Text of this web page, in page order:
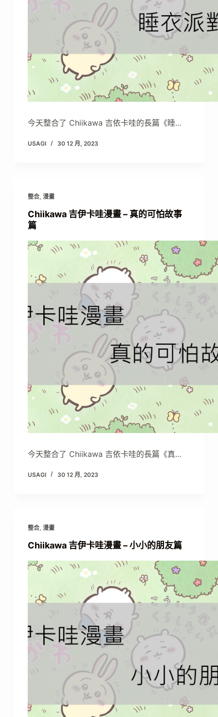
今天整合了 Chiikawa 吉依卡哇的長篇《睡…
USAGI 30 12 月, 2023
整合, 漫畫
Chiikawa 吉伊卡哇漫畫 – 真的可怕故事
篇
今天整合了 Chiikawa 吉依卡哇的長篇《真…
USAGI 30 12 月, 2023
整合, 漫畫
Chiikawa 吉伊卡哇漫畫 – 小小的朋友篇